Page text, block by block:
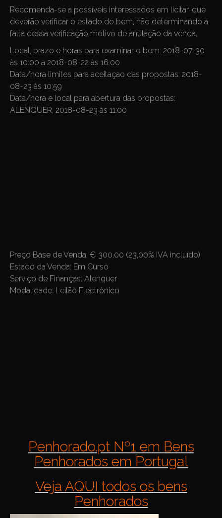
Recomenda-se a possíveis interessados em licitar, que
deverão verificar o estado do bem, não determinando a
falta dessa verificação motivo de anulação da venda.
Local, prazo e horas para examinar o bem: 2018-07-30
às 10:00 a 2018-08-22 às 16:00
Data/hora limites para aceitaçao das propostas: 2018-
08-23 às 10:59
Data/hora e local para abertura das propostas:
ALENQUER, 2018-08-23 às 11:00
Preço Base de Venda: € 300,00 (23,00% IVA incluído)
Estado da Venda: Em Curso
Serviço de Finanças: Alenquer
Modalidade: Leilão Electrónico
Penhorado.pt Nº1 em Bens
Penhorados em Portugal
Veja AQUI todos os bens
Penhorados